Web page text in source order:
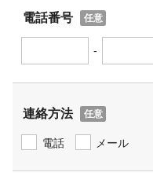
電話番号
-
連絡方法
電話 メール